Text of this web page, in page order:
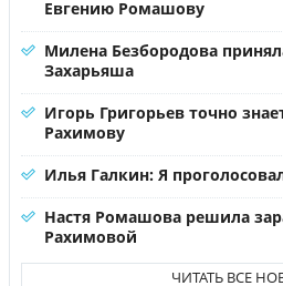
Евгению Ромашову
Милена Безбородова
Захарьяша
Игорь Григорьев точно
Рахимову
Илья Галкин: Я
Настя Ромашова решила
Рахимовой
ЧИТАТЬ ВСЕ